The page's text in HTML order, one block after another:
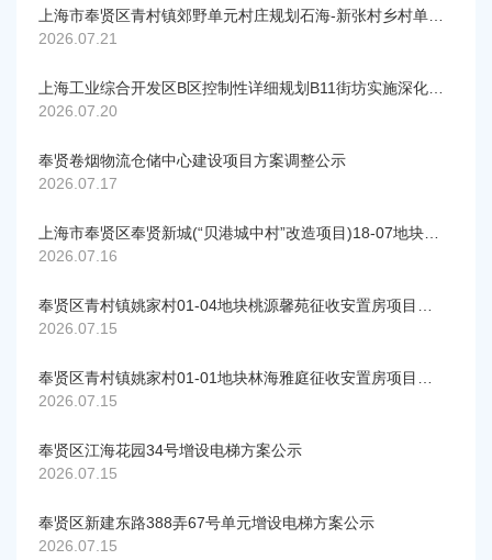
上海市奉贤区青村镇郊野单元村庄规划石海-新张村乡村单元（实施深化）
2026.07.21
上海工业综合开发区B区控制性详细规划B11街坊实施深化(公示)
2026.07.20
奉贤卷烟物流仓储中心建设项目方案调整公示
2026.07.17
上海市奉贤区奉贤新城(“贝港城中村”改造项目)18-07地块项目设计方案公示
2026.07.16
奉贤区青村镇姚家村01-04地块桃源馨苑征收安置房项目建设工程规划许可证变更公示
2026.07.15
奉贤区青村镇姚家村01-01地块林海雅庭征收安置房项目建设工程规划许可证变更公示
2026.07.15
奉贤区江海花园34号增设电梯方案公示
2026.07.15
奉贤区新建东路388弄67号单元增设电梯方案公示
2026.07.15